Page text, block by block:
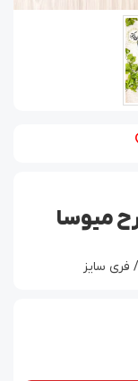
میوسا
فری سایز